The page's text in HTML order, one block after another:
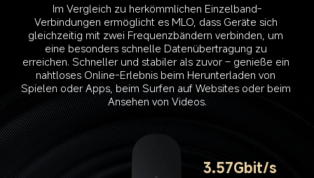
Im Vergleich zu herkömmlichen Einzelband-
Verbindungen ermöglicht es MLO, dass Geräte sich
gleichzeitig mit zwei Frequenzbändern verbinden, um
eine besonders schnelle Datenübertragung zu
erreichen. Schneller und stabiler als zuvor – genieße ein
nahtloses Online-Erlebnis beim Herunterladen von
Spielen oder Apps, beim Surfen auf Websites oder beim
Ansehen von Videos.
3.57Gbit/s